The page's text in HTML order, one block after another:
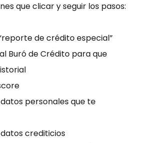
que clicar y seguir los pasos:
de crédito especial”
Buró de Crédito para que
personales que te
crediticios